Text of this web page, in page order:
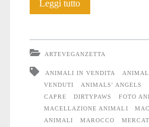
Leggi tuttoDirtypaws
ARTEVEGANZETTA
ANIMALI IN VENDITA
VENDUTI
ANIMALS' ANGELS
CAPRE
DIRTYPAWS FOTO
MACELLAZIONE ANIMALI
ANIMALI
MAROCCO